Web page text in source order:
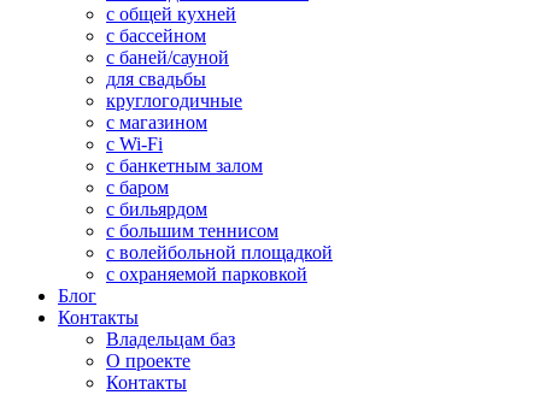
с общей кухней
с бассейном
с баней/сауной
для свадьбы
круглогодичные
с магазином
с Wi-Fi
с банкетным залом
с баром
с бильярдом
с большим теннисом
с волейбольной площадкой
с охраняемой парковкой
Блог
Контакты
Владельцам баз
О проекте
Контакты